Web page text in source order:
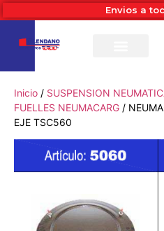
Envios a
Inicio / SUSPENSION
FUELLES NEUMACARG /
EJE TSC560